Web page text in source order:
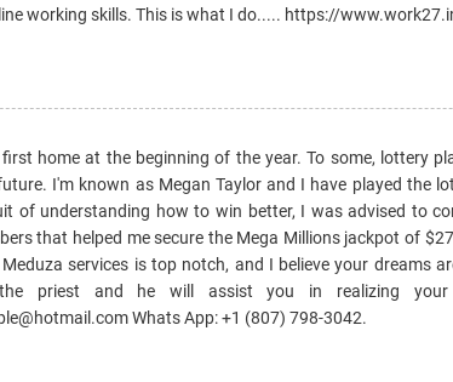
working skills. This is what I do..... https://
home at the beginning of the year. To some, lottery
I'm known as Megan Taylor and I have played the
of understanding how to win better, I was advised to
that helped me secure the Mega Millions jackpot of
services is top notch, and I believe your dreams
priest and he will assist you in realizing your
Whats App: +1 (807) 798-3042.